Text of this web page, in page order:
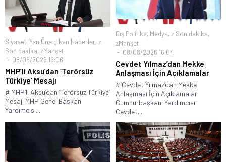
Siyaset, Yan Öne çıkan Haberler, z
Son dakika, zManşet
08/08/2026 16:06
MHP’li Aksu’dan ‘Terörsüz
Türkiye’ Mesajı
# MHP’li Aksu’dan ‘Terörsüz Türkiye’
Mesajı MHP Genel Başkan
Yardımcısı...
Dış Politika, Medya, z Son dakika,
zManşet
08/08/2026 16:04
Cevdet Yılmaz’dan Mekke
Anlaşması İçin Açıklamalar
# Cevdet Yılmaz’dan Mekke
Anlaşması İçin Açıklamalar
Cumhurbaşkanı Yardımcısı
Cevdet...